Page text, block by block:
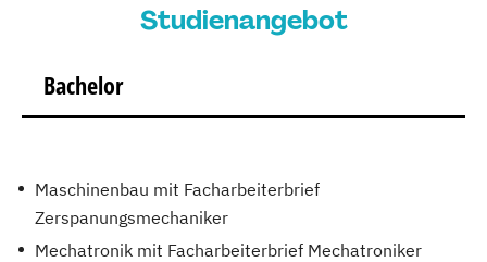
Studienangebot
Bachelor
Maschinenbau mit Facharbeiterbrief
Zerspanungsmechaniker
Mechatronik mit Facharbeiterbrief Mechatroniker